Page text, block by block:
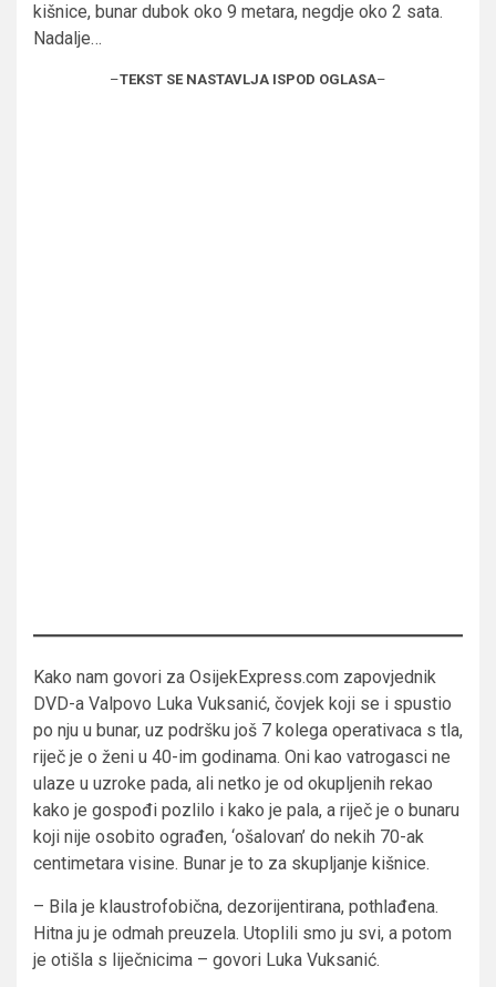
kišnice, bunar dubok oko 9 metara, negdje oko 2 sata.
Nadalje…
–TEKST SE NASTAVLJA ISPOD OGLASA–
Kako nam govori za OsijekExpress.com zapovjednik
DVD-a Valpovo Luka Vuksanić, čovjek koji se i spustio
po nju u bunar, uz podršku još 7 kolega operativaca s tla,
riječ je o ženi u 40-im godinama. Oni kao vatrogasci ne
ulaze u uzroke pada, ali netko je od okupljenih rekao
kako je gospođi pozlilo i kako je pala, a riječ je o bunaru
koji nije osobito ograđen, ‘ošalovan’ do nekih 70-ak
centimetara visine. Bunar je to za skupljanje kišnice.
– Bila je klaustrofobična, dezorijentirana, pothlađena.
Hitna ju je odmah preuzela. Utoplili smo ju svi, a potom
je otišla s liječnicima – govori Luka Vuksanić.